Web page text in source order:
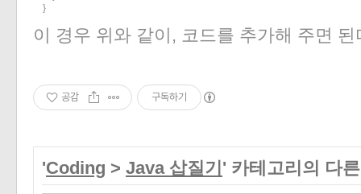
    }
이 경우 위와 같이, 코드를 추가해 주면 된
공감 구독하기
'Coding > Java 삽질기 ' 카테고리의 다